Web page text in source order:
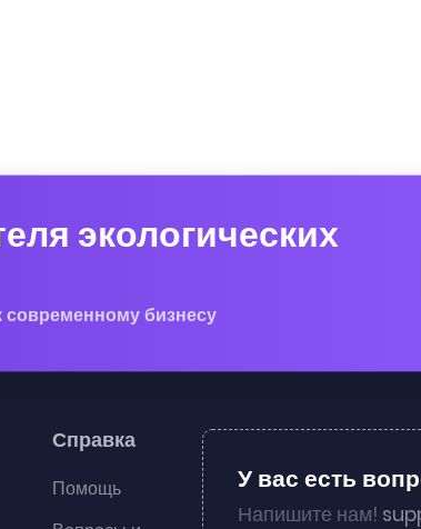
экологических
бизнесу
Справка
Помощь
У вас есть
Напишите нам!